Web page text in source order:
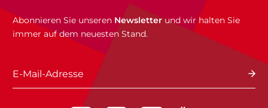
Abonnieren Sie unseren Newsletterund wir halten Sie
immer auf dem neuesten Stand.
E-Mail-Adresse